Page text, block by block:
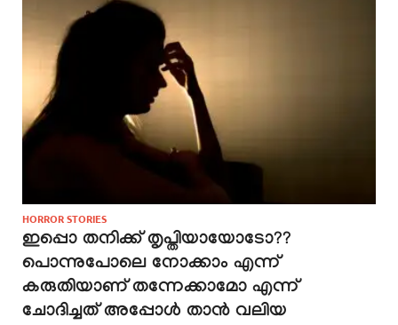
HORROR STORIES
ഇപ്പൊ തനിക്ക് തൃപ്തിയായോടോ??
പൊന്നുപോലെ നോക്കാം എന്ന്
കരുതിയാണ് തന്നേക്കാമോ എന്ന്
ചോദിച്ചത് അപ്പോൾ താൻ വലിയ